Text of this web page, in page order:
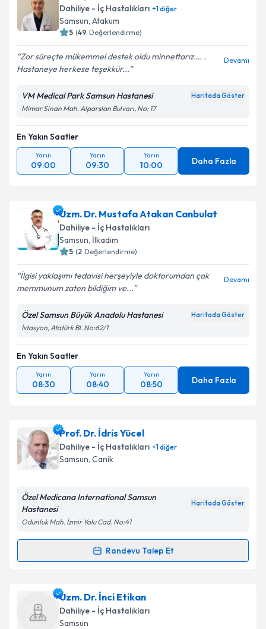
Dahiliye - İç Hastalıkları +1diğer
Samsun, Atakum
5 (49 Değerlendirme)
Zor süreçte mükemmel destek oldu minnettarız…. .
Hastaneye herkese teşekkür...
Devamı
VM Medical Park Samsun Hastanesi Haritada Göster
Mimar Sinan Mah. Alparslan Bulvarı, No: 17
En Yakın Saatler
Yarın
09:00
Yarın
09:30
Yarın
10:00 Daha Fazla
Uzm. Dr. Mustafa Atakan Canbulat
Dahiliye - İç Hastalıkları
Samsun, İlkadım
5 (2 Değerlendirme)
İlgisi yaklaşımı tedavisi herşeyiyle doktorumdan çok
memmunum zaten bildiğim ve...
Devamı
Özel Samsun Büyük Anadolu Hastanesi Haritada Göster
İstasyon, Atatürk Bl. No:62/1
En Yakın Saatler
Yarın
08:30
Yarın
08:40
Yarın
08:50 Daha Fazla
Prof. Dr. İdris Yücel
Dahiliye - İç Hastalıkları +1diğer
Samsun, Canik
Özel Medicana International Samsun
Hastanesi
Haritada Göster
Odunluk Mah. İzmir Yolu Cad. No:41
Randevu Talep Et
Randevu Takvimi Talebi
Prof. Dr. İdris Yüceliçin randevu takvimi talebi
oluşturun. Size bu uzmandan randevu almanız için bir
takvim hazırlandığında e-posta ile bilgilendireceğiz.
Uzm. Dr. İnci Etikan
Dahiliye - İç Hastalıkları
Samsun